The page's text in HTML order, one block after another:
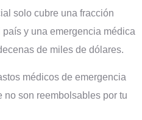
solo cubre una fracción
y una emergencia médica
de miles de dólares.
médicos de emergencia
no son reembolsables por tu